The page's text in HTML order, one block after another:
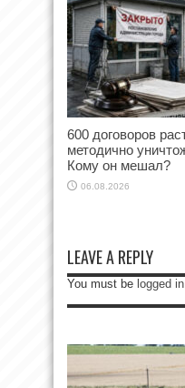
600 договоров
методично
Кому он мешал?
06.08.2026
LEAVE A REPLY
You must be logged in